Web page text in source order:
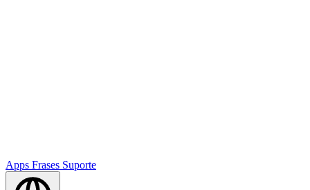
Apps Frases Suporte